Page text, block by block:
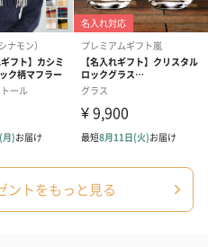
す。ギフトへの＋αにおすすめ
ントをもっと見る